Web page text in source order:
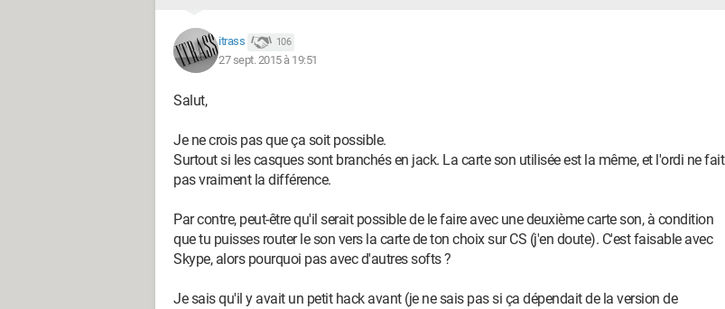
itrass 106
27 sept. 2015 à 19:51
Salut,
Je ne crois pas que ça soit possible.
Surtout si les casques sont branchés en jack. La carte son utilisée est la même, et l'ordi ne fait
pas vraiment la différence.
Par contre, peut-être qu'il serait possible de le faire avec une deuxième carte son, à condition
que tu puisses router le son vers la carte de ton choix sur CS (j'en doute). C'est faisable avec
Skype, alors pourquoi pas avec d'autres softs ?
Je sais qu'il y avait un petit hack avant (je ne sais pas si ça dépendait de la version de